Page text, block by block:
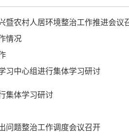
暨农村人居环境整治工作推进会议
情况
习中心组进行集体学习研讨
集体学习研讨
问题整治工作调度会议召开